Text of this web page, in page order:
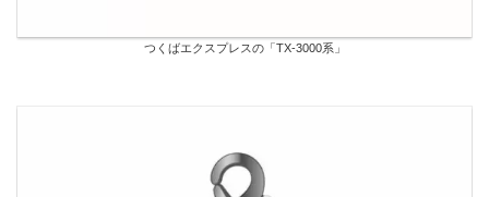
つくばエクスプレスの「TX-3000系」